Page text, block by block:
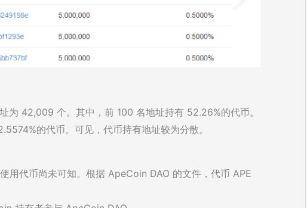
为 42,009 个。其中，前 100 名地址持有 52.26%的代币。
的代币。可见，代币持有地址较为分散。
用代币尚未可知。根据 ApeCoin DAO 的文件，代币 APE